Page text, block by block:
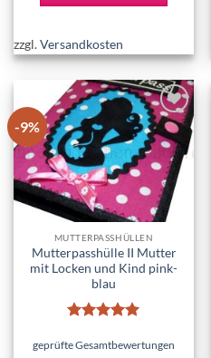
zzgl.Versandkosten
-9%
Add to
wishlist
MUTTERPASSHÜLLEN
Mutterpasshülle II Mutter
mit Locken und Kind pink-
blau
mit5von
geprüfte Gesamtbewertungen